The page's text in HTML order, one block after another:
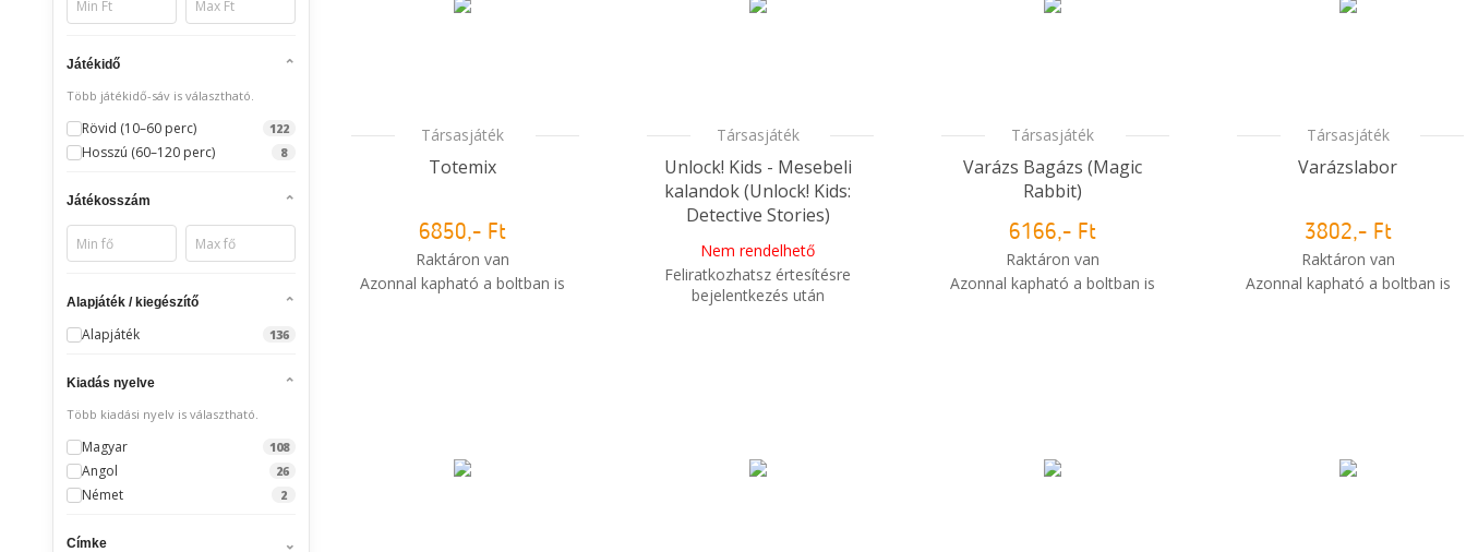
Játékidő
Több játékidő-sáv is választható.
Rövid (10–60 perc) 122
Hosszú (60–120 perc) 8
Játékosszám
Alapjáték / kiegészítő
Alapjáték 136
Kiadás nyelve
Több kiadási nyelv is választható.
Magyar 108
Angol 26
Német 2
Címke
Társasjáték
Totemix
6850,- Ft
Raktáron van
Azonnal kapható a boltban is
Társasjáték
Unlock! Kids - Mesebeli
kalandok (Unlock! Kids:
Detective Stories)
Nem rendelhető
Feliratkozhatsz értesítésre
bejelentkezés után
Társasjáték
Varázs Bagázs (Magic
Rabbit)
6166,- Ft
Raktáron van
Azonnal kapható a boltban is
Társasjáték
Varázslabor
3802,- Ft
Raktáron van
Azonnal kapható a boltban is